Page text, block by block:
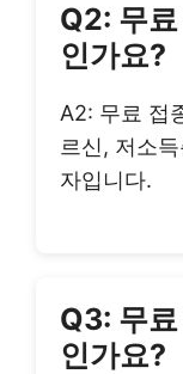
Q2: 무
인가요?
A2: 무료 접
르신, 저소
자입니다.
Q3: 무
인가요?